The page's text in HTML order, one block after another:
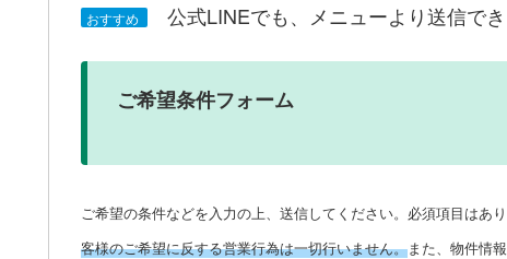
おすすめ 公式LINEでも、メニューより送信で
ご希望条件フォーム
ご希望の条件などを入力の上、送信してください。必須項目はあ
客様のご希望に反する営業行為は一切行いません。また、物件情